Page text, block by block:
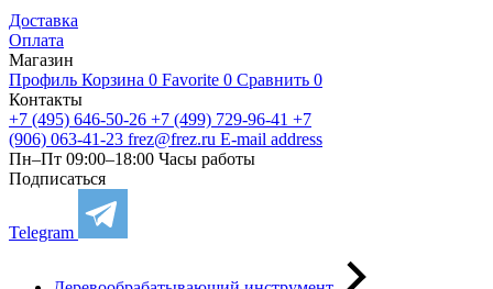
Доставка
Оплата
Магазин
Профиль Корзина 0 Favorite 0 Сравнить 0
Контакты
+7 (495) 646-50-26 +7 (499) 729-96-41 +7
(906) 063-41-23 frez@frez.ru E-mail address
Пн–Пт 09:00–18:00 Часы работы
Подписаться
Telegram